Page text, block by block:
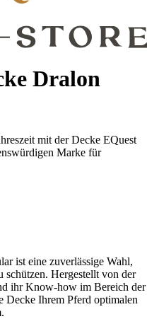
Dralon
mit der Decke EQuest
Marke für
ist eine zuverlässige Wahl,
Hergestellt von der
ihr Know-how im Bereich der
Decke Ihrem Pferd optimalen